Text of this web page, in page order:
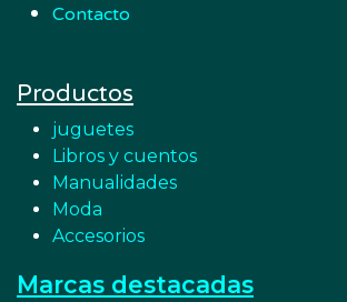
Contacto
Productos
juguetes
Libros y cuentos
Manualidades
Moda
Accesorios
Marcas destacadas